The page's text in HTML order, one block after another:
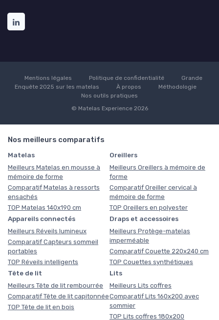
Mentions légales Politique de confidentialité
Grande
Enquête 2025 sur les matelas
À propos
Méthodologie
Nos outils pratiques
© Matelas Experience 2026
Nos meilleurs comparatifs
Matelas
Meilleurs Matelas en mousse à
mémoire de forme
Comparatif Matelas à ressorts
ensachés
TOP Matelas 140x190 cm
Oreillers
Meilleurs Oreillers à mémoire de
forme
Comparatif Oreiller cervical à
mémoire de forme
TOP Oreillers en polyester
Appareils connectés
Meilleurs Réveils lumineux
Comparatif Capteurs sommeil
portables
TOP Réveils intelligents
Draps et accessoires
Meilleurs Protège-matelas
imperméable
Comparatif Couette 220x240 cm
TOP Couettes synthétiques
Tête de lit
Meilleurs Tête de lit rembourrée
Comparatif Tête de lit capitonnée
TOP Tête de lit en bois
Lits
Meilleurs Lits coffres
Comparatif Lits 160x200 avec
sommier
TOP Lits coffres 180x200